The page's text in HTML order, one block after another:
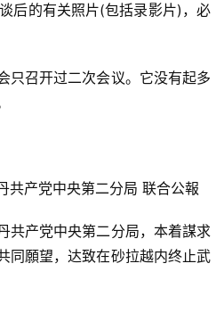
后的有关照片(包括录影片)，必
只召开过二次会议。它没有起多
共产党中央第二分局 联合公報
共产党中央第二分局，本着謀求
同願望，达致在砂拉越内终止武